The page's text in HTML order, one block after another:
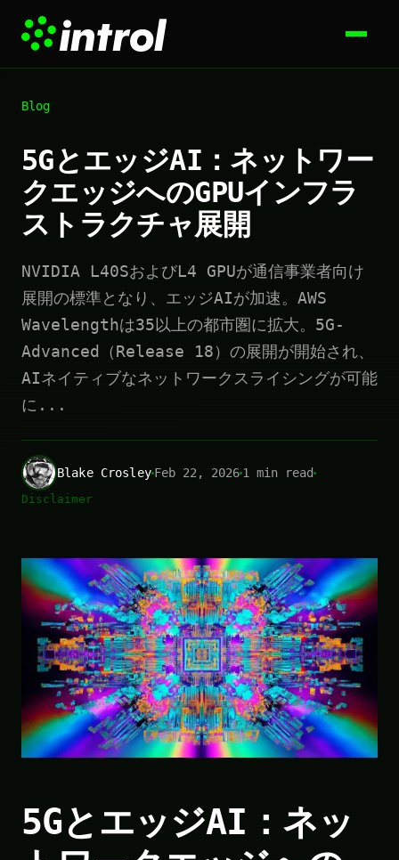
Blog
5GとエッジAI：ネットワー
クエッジへのGPUインフラ
ストラクチャ展開
NVIDIA L40SおよびL4 GPUが通信事業者向け
展開の標準となり、エッジAIが加速。AWS
Wavelengthは35以上の都市圏に拡大。5G-
Advanced（Release 18）の展開が開始され、
AIネイティブなネットワークスライシングが可能
に...
Blake CrosleyFeb 22, 20261 min read
Disclaimer
5GとエッジAI：ネッ